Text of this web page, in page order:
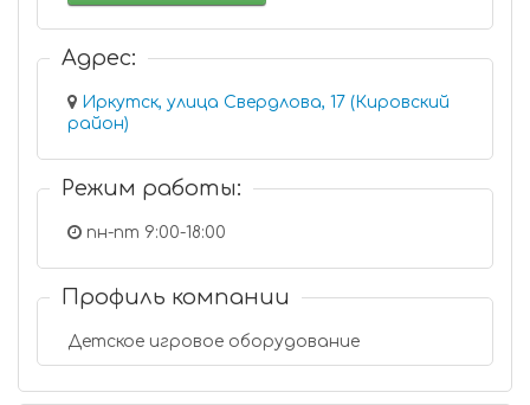
Адрес:
Иркутск, улица Свердлова, 17 (Кировский
район)
Режим работы:
пн-пт 9:00-18:00
Профиль компании
Детское игровое оборудование